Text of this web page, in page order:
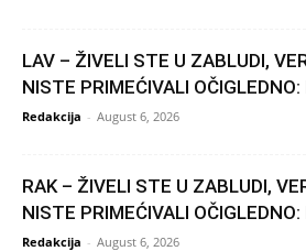
LAV – ŽIVELI STE U ZABLUDI,
NISTE PRIMEĆIVALI
Redakcija - August 6, 2026
RAK – ŽIVELI STE U ZABLUDI,
NISTE PRIMEĆIVALI
Redakcija - August 6, 2026